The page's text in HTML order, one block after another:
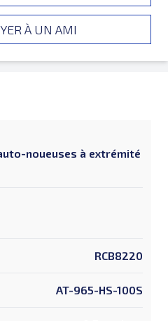
À UN AMI
noueuses à extrémité
RCB8220
AT-965-HS-100S